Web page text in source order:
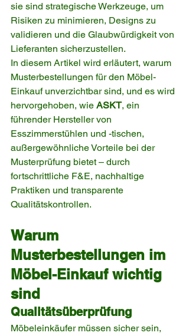
sie sind strategische Werkzeuge, um
Risiken zu minimieren, Designs zu
validieren und die Glaubwürdigkeit von
Lieferanten sicherzustellen.
In diesem Artikel wird erläutert, warum
Musterbestellungen für den Möbel-
Einkauf unverzichtbar sind, und es wird
hervorgehoben, wie ASKT, ein
führender Hersteller von
Esszimmerstühlen und -tischen,
außergewöhnliche Vorteile bei der
Musterprüfung bietet – durch
fortschrittliche F&E, nachhaltige
Praktiken und transparente
Qualitätskontrollen.
Warum
Musterbestellungen im
Möbel-Einkauf wichtig
sind
Qualitätsüberprüfung
Möbeleinkäufer müssen sicher sein,